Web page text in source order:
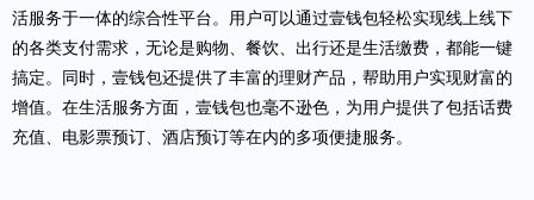
活服务于一体的综合性平台。用户可以通过壹钱包轻松实现线上线下
的各类支付需求，无论是购物、餐饮、出行还是生活缴费，都能一键
搞定。同时，壹钱包还提供了丰富的理财产品，帮助用户实现财富的
增值。在生活服务方面，壹钱包也毫不逊色，为用户提供了包括话费
充值、电影票预订、酒店预订等在内的多项便捷服务。